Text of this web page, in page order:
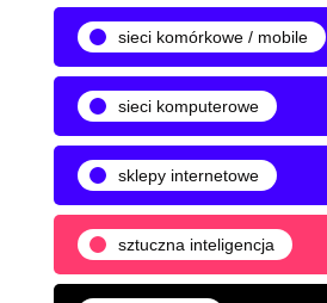
sieci komórkowe / mobile
sieci komputerowe
sklepy internetowe
sztuczna inteligencja